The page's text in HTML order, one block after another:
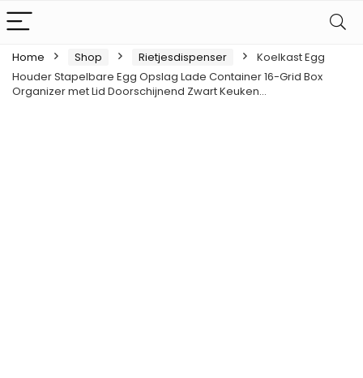
Home Shop Rietjesdispenser
Koelkast Egg
Houder Stapelbare Egg Opslag Lade Container 16-Grid Box
Organizer met Lid Doorschijnend Zwart Keuken…